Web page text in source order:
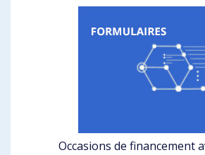
Occasions de financement